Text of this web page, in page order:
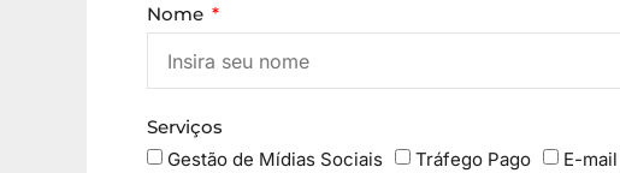
Nome
Serviços
Gestão de Mídias Sociais
Tráfego Pago E-